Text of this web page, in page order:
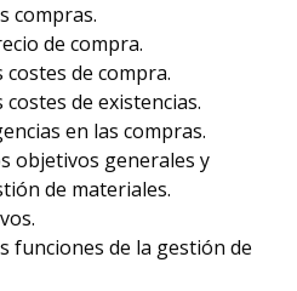
compras.
de compra.
de compra.
de existencias.
en las compras.
objetivos generales y
de materiales.
funciones de la gestión de